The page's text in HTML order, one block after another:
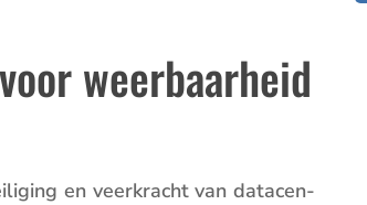
weerbaarheid
en veerkracht van datacen­